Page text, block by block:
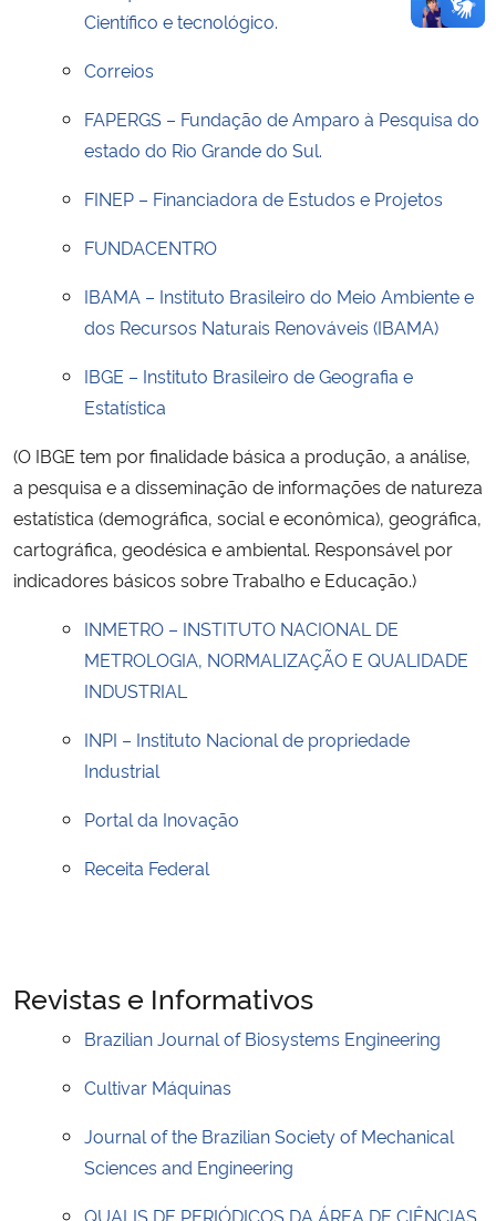
Científico e tecnológico.
Correios
FAPERGS – Fundação de Amparo à Pesquisa do
estado do Rio Grande do Sul.
FINEP – Financiadora de Estudos e Projetos
FUNDACENTRO
IBAMA – Instituto Brasileiro do Meio Ambiente e
dos Recursos Naturais Renováveis (IBAMA)
IBGE – Instituto Brasileiro de Geografia e
Estatística
(O IBGE tem por finalidade básica a produção, a análise,
a pesquisa e a disseminação de informações de natureza
estatística (demográfica, social e econômica), geográfica,
cartográfica, geodésica e ambiental. Responsável por
indicadores básicos sobre Trabalho e Educação.)
INMETRO – INSTITUTO NACIONAL DE
METROLOGIA, NORMALIZAÇÃO E QUALIDADE
INDUSTRIAL
INPI – Instituto Nacional de propriedade
Industrial
Portal da Inovação
Receita Federal
Revistas e Informativos
Brazilian Journal of Biosystems Engineering
Cultivar Máquinas
Journal of the Brazilian Society of Mechanical
Sciences and Engineering
QUALIS DE PERIÓDICOS DA ÁREA DE CIÊNCIAS